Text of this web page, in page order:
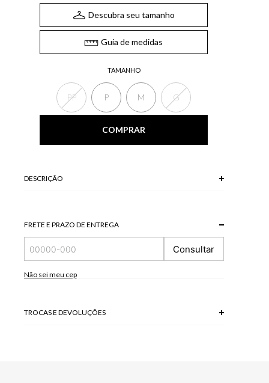
TAMANHO
PP P M G
Descubra seu tamanho
Guia de medidas
COMPRAR
DESCRIÇÃO
100 % POLIESTER
FRETE E PRAZO DE ENTREGA
Consultar
Não sei meu cep
TROCAS E DEVOLUÇÕES